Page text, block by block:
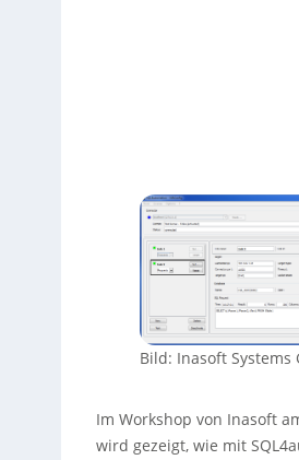
Bild: Inasoft Systems
Im Workshop von Inasoft
wird gezeigt, wie mit